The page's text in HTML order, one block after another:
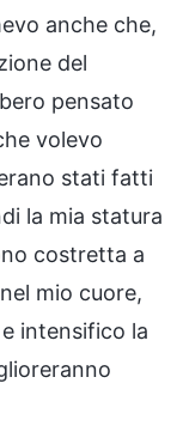
anche che,
del
pensato
volevo
stati fatti
la mia statura
costretta a
mio cuore,
intensifico la